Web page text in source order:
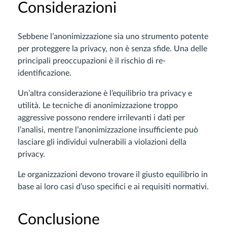
Considerazioni
Sebbene l’anonimizzazione sia uno strumento potente
per proteggere la privacy, non è senza sfide. Una delle
principali preoccupazioni è il rischio di re-
identificazione.
Un’altra considerazione è l’equilibrio tra privacy e
utilità. Le tecniche di anonimizzazione troppo
aggressive possono rendere irrilevanti i dati per
l’analisi, mentre l’anonimizzazione insufficiente può
lasciare gli individui vulnerabili a violazioni della
privacy.
Le organizzazioni devono trovare il giusto equilibrio in
base ai loro casi d’uso specifici e ai requisiti normativi.
Conclusione